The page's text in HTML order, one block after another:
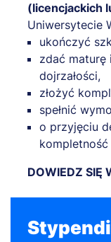
(licencjackich
Uniwersytecie
ukończyć
zdać maturę
dojrzałości,
złożyć
spełnić
o przyjęciu
DOWIEDZ SIĘ